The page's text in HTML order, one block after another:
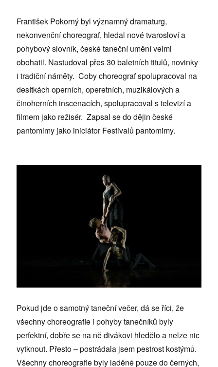
František Pokorný byl významný dramaturg,
nekonvenční choreograf, hledal nové tvarosloví a
pohybový slovník, české taneční umění velmi
obohatil. Nastudoval přes 30 baletních titulů, novinky
i tradiční náměty. Coby choreograf spolupracoval na
desítkách operních, operetních, muzikálových a
činoherních inscenacích, spolupracoval s televizí a
filmem jako režisér. Zapsal se do dějin české
pantomimy jako iniciátor Festivalů pantomimy.
Pokud jde o samotný taneční večer, dá se říci, že
všechny choreografie i pohyby tanečníků byly
perfektní, dobře se na ně divákovi hledělo a nelze nic
vytknout. Přesto – postrádala jsem pestrost kostýmů.
Všechny choreografie byly laděné pouze do černých,